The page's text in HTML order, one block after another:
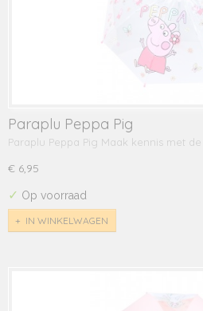
Paraplu Peppa Pig
Paraplu Peppa Pig Maak kennis met
€ 6,95
✓ Op voorraad
IN WINKELWAGEN